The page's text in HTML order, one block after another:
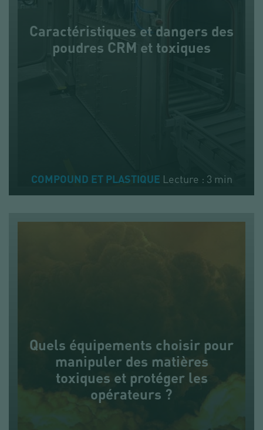
Caractéristiques et dangers des
poudres CRM et toxiques
COMPOUND ET PLASTIQUE Lecture : 3 min
Quels équipements choisir pour
manipuler des matières
toxiques et protéger les
opérateurs ?